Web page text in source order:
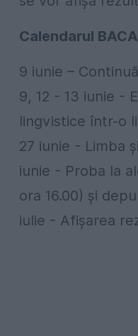
Calendarul
9 iunie –
9, 12 - 13 iunie -
lingvistice într-o
27 iunie - Limba
iunie - Proba la
ora 16.00) şi
iulie - Afişarea